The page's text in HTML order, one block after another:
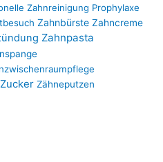
Zahnreinigung Prophylaxe
Zahnbürste Zahncreme
Zahnpasta
Zucker Zähneputzen